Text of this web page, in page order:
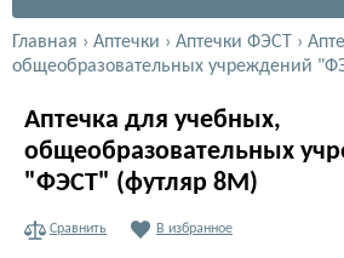
Главная › Аптечки › Аптечки ФЭСТ ›
общеобразовательных учреждений
Аптечка для учебных,
общеобразовательных
"ФЭСТ" (футляр 8М)
Сравнить В избранное